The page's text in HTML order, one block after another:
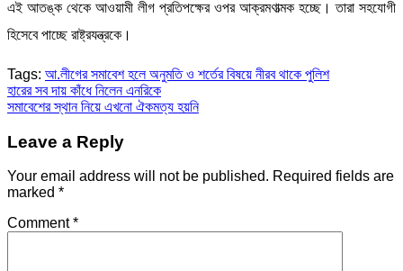
এই আতঙ্ক থেকে আওয়ামী লীগ প্রতিপক্ষের ওপর আক্রমণাত্মক হচ্ছে। তারা সহযোগী
হিসেবে পাচ্ছে রাষ্ট্রযন্ত্রকে।
Tags: আ.লীগের সমাবেশ হলে অনুমতি ও শর্তের বিষয়ে নীরব থাকে পুলিশ
Post
navigation
হারের সব দায় কাঁধে নিলেন এনরিকে
সমাবেশের স্থান নিয়ে এখনো ঐকমত্য হয়নি
Leave a Reply
Your email address will not be published. Required fields are
marked *
Comment*